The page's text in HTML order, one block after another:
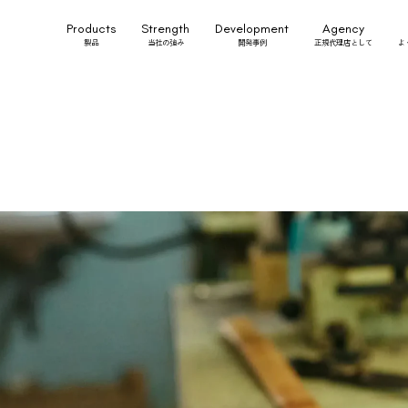
Products
製品
Strength
当社の強み
Development
開発事例
Agency
正規代理店として よ